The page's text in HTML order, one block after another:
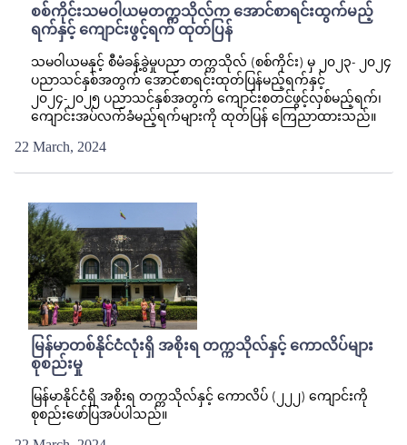
စစ်ကိုင်းသမဝါယမတက္ကသိုလ်က အောင်စာရင်းထွက်မည့်
ရက်နှင့် ကျောင်းဖွင့်ရက် ထုတ်ပြန်
သမဝါယမနှင့် စီမံခန့်ခွဲမှုပညာ တက္ကသိုလ် (စစ်ကိုင်း) မှ ၂၀၂၃- ၂၀၂၄
ပညာသင်နှစ်အတွက် အောင်စာရင်းထုတ်ပြန်မည့်ရက်နှင့်
၂၀၂၄-၂၀၂၅ ပညာသင်နှစ်အတွက် ကျောင်းစတင်ဖွင့်လှစ်မည့်ရက်၊
ကျောင်းအပ်လက်ခံမည့်ရက်များကို ထုတ်ပြန် ကြေညာထားသည်။
22 March, 2024
မြန်မာတစ်နိုင်ငံလုံးရှိ အစိုးရ တက္ကသိုလ်နှင့် ကောလိပ်များ
စုစည်းမှု
မြန်မာနိုင်ငံရှိ အစိုးရ တက္ကသိုလ်နှင့် ကောလိပ် (၂၂၂) ကျောင်းကို
စုစည်းဖော်ပြအပ်ပါသည်။